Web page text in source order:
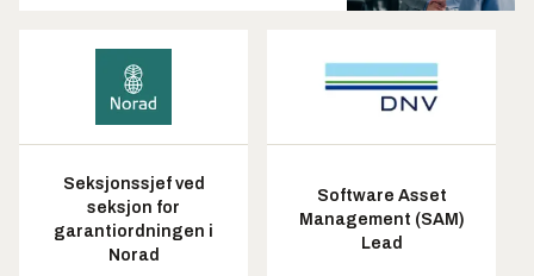
Seksjonssjef ved
seksjon for
garantiordningen i
Norad
Software Asset
Management (SAM)
Lead